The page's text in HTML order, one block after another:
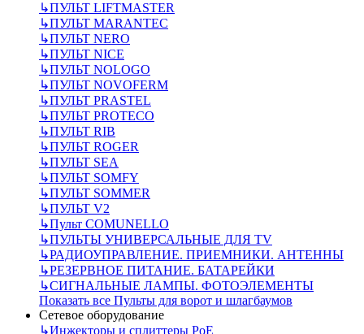
↳ПУЛЬТ LIFTMASTER
↳ПУЛЬТ MARANTEC
↳ПУЛЬТ NERO
↳ПУЛЬТ NICE
↳ПУЛЬТ NOLOGO
↳ПУЛЬТ NOVOFERM
↳ПУЛЬТ PRASTEL
↳ПУЛЬТ PROTECO
↳ПУЛЬТ RIB
↳ПУЛЬТ ROGER
↳ПУЛЬТ SEA
↳ПУЛЬТ SOMFY
↳ПУЛЬТ SOMMER
↳ПУЛЬТ V2
↳Пульт СOMUNELLO
↳ПУЛЬТЫ УНИВЕРСАЛЬНЫЕ ДЛЯ TV
↳РАДИОУПРАВЛЕНИЕ. ПРИЕМНИКИ. АНТЕННЫ
↳РЕЗЕРВНОЕ ПИТАНИЕ. БАТАРЕЙКИ
↳СИГНАЛЬНЫЕ ЛАМПЫ. ФОТОЭЛЕМЕНТЫ
Показать все Пульты для ворот и шлагбаумов
Сетевое оборудование
↳Инжекторы и сплиттеры РоЕ